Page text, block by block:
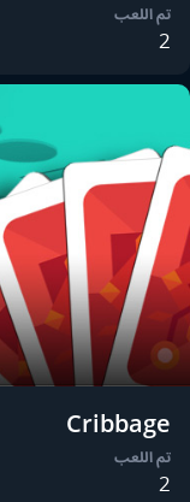
تم اللعب
2
Cribbage
تم اللعب
2